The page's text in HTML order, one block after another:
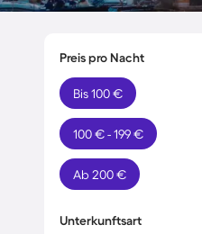
Preis pro Nacht
Bis 100 €
100 € - 199 €
Ab 200 €
Unterkunftsart